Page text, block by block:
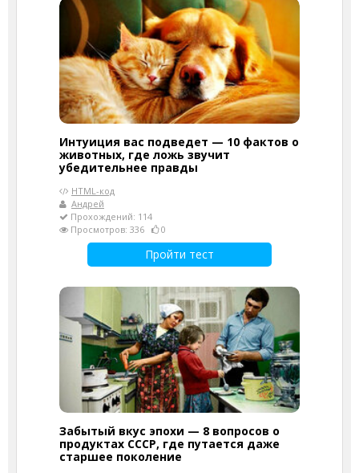
Интуиция вас подведет — 10 фактов о
животных, где ложь звучит
убедительнее правды
HTML-код
Андрей
Прохождений: 114
Просмотров: 336
0
Пройти тест
Забытый вкус эпохи — 8 вопросов о
продуктах СССР, где путается даже
старшее поколение